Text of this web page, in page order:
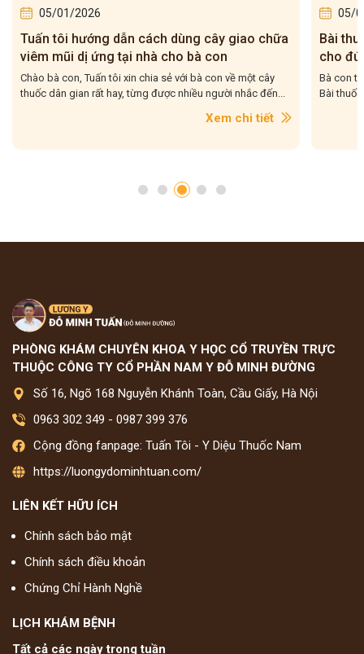
05/01/2026
Tuấn tôi hướng dẫn cách dùng cây giao chữa
viêm mũi dị ứng tại nhà cho bà con
Chào bà con, Tuấn tôi xin chia sẻ với bà con về một cây
thuốc dân gian rất hay, từng được nhiều người nhắc đến...
Xem chi tiết
05/
Bài
cho
Bà con
Bài
PHÒNG KHÁM CHUYÊN KHOA Y HỌC CỔ TRUYỀN TRỰC
THUỘC CÔNG TY CỔ PHẦN NAM Y ĐỖ MINH ĐƯỜNG
Số 16, Ngõ 168 Nguyễn Khánh Toàn, Cầu Giấy, Hà Nội
0963 302 349 - 0987 399 376
Cộng đồng fanpage: Tuấn Tôi - Y Diệu Thuốc Nam
https://luongydominhtuan.com/
LIÊN KẾT HỮU ÍCH
Chính sách bảo mật
Chính sách điều khoản
Chứng Chỉ Hành Nghề
LỊCH KHÁM BỆNH
Tất cả các ngày trong tuần